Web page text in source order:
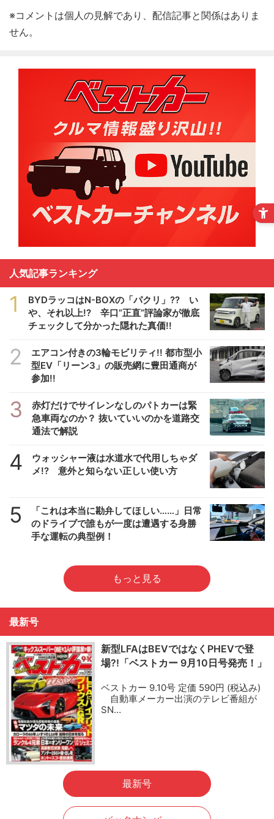
※コメントは個人の見解であり、配信記事と関係はありま
せん。
人気記事ランキング
1
BYDラッコはN-BOXの「パクリ」?? い
や、それ以上!? 辛口”正直”評論家が徹底
チェックして分かった隠れた真価!!
2
エアコン付きの3輪モビリティ!! 都市型小
型EV「リーン3」の販売網に豊田通商が
参加!!
3
赤灯だけでサイレンなしのパトカーは緊
急車両なのか？ 抜いていいのかを道路交
通法で解説
4
ウォッシャー液は水道水で代用しちゃダ
メ!? 意外と知らない正しい使い方
5
「これは本当に勘弁してほしい……」日常
のドライブで誰もが一度は遭遇する身勝
手な運転の典型例！
もっと見る
最新号
新型LFAはBEVではなくPHEVで登
場?!「ベストカー 9月10日号発売！」
ベストカー 9.10号 定価 590円 (税込み)
自動車メーカー出演のテレビ番組が
SN…
最新号